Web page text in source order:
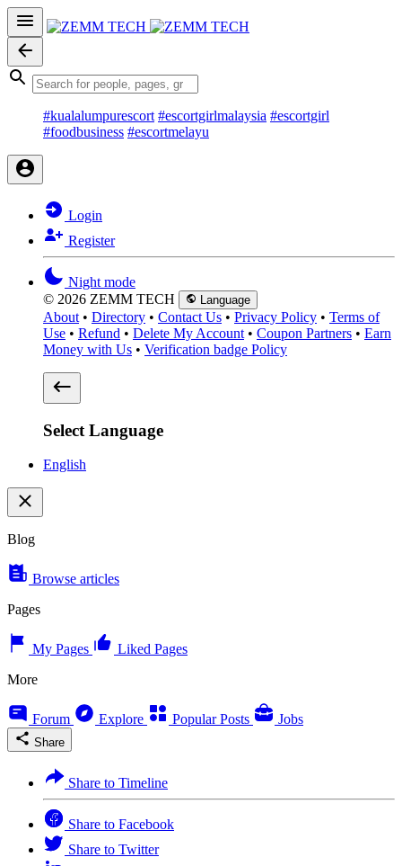
#kualalumpurescort #escortgirlmalaysia #escortgirl
#foodbusiness #escortmelayu
Login
Register
Night mode
© 2026 ZEMM TECH
Language
About • Directory • Contact Us • Privacy Policy • Terms of
Use • Refund • Delete My Account • Coupon Partners • Earn
Money with Us • Verification badge Policy
Select Language
English
Blog
Browse articles
Pages
My Pages
Liked Pages
More
Forum Explore Popular Posts Jobs
Share
Share to Timeline
Share to Facebook
Share to Twitter